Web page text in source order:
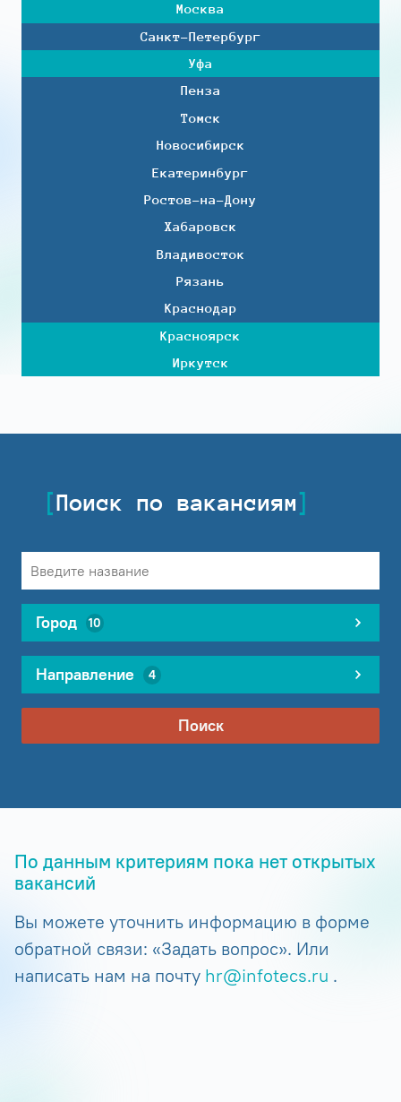
Москва
Санкт-Петербург
Уфа
Пенза
Томск
Новосибирск
Екатеринбург
Ростов-на-Дону
Хабаровск
Владивосток
Рязань
Краснодар
Красноярск
Иркутск
Поиск по вакансиям
Город 10
Направление 4
Поиск
По данным критериям пока нет открытых
вакансий
Вы можете уточнить информацию в форме
обратной связи: «Задать вопрос». Или
написать нам на почту hr@infotecs.ru .